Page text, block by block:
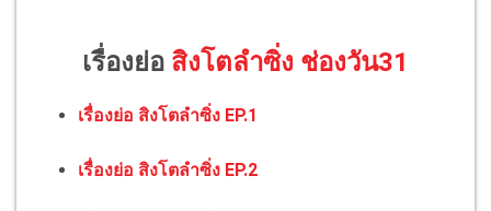
เรื่องย่อ สิงโตลำซิ่ง ช่องวัน31
เรื่องย่อ สิงโตลำซิ่ง EP.1
เรื่องย่อ สิงโตลำซิ่ง EP.2